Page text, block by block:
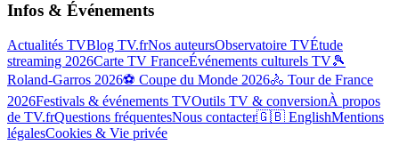
Infos & Événements
Actualités TVBlog TV.frNos auteursObservatoire TVÉtude
streaming 2026Carte TV FranceÉvénements culturels TV🎾
Roland-Garros 2026⚽ Coupe du Monde 2026🚴 Tour de France
2026Festivals & événements TVOutils TV & conversionÀ propos
de TV.frQuestions fréquentesNous contacter🇬🇧 EnglishMentions
légalesCookies & Vie privée